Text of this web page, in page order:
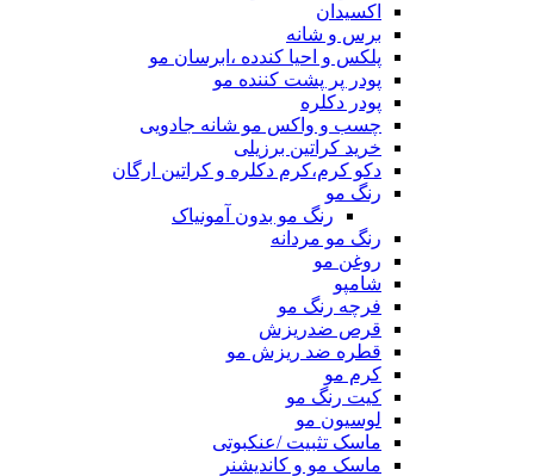
اکسیدان
برس و شانه
پلکس و احیا کندده ،ابرسان مو
پودر پر پشت کننده مو
پودر دکلره
چسب و واکس مو شانه جادویی
خرید کراتین برزیلی
دکو کرم،کرم دکلره و کراتین ارگان
رنگ مو
رنگ مو بدون آمونیاک
رنگ مو مردانه
روغن مو
شامپو
فرچه رنگ مو
قرص ضدریزش
قطره ضد ریزش مو
کرم مو
کیت رنگ مو
لوسیون مو
ماسک تثبیت /عنکبوتی
ماسک مو و کاندیشنر